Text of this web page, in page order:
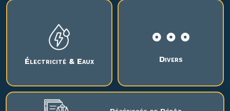
Électricité & Eaux Divers